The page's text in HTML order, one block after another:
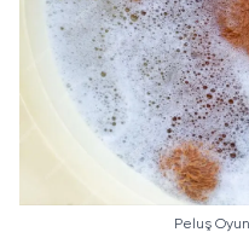
Peluş